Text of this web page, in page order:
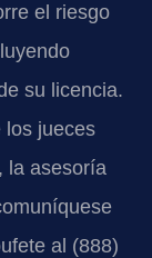
el riesgo
su licencia.
los jueces
la asesoría
al (888)